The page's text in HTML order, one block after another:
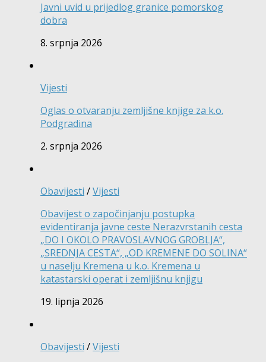
Javni uvid u prijedlog granice pomorskog
dobra
8. srpnja 2026
Vijesti
Oglas o otvaranju zemljišne knjige za k.o.
Podgradina
2. srpnja 2026
Obavijesti /Vijesti
Obavijest o započinjanju postupka
evidentiranja javne ceste Nerazvrstanih cesta
„DO I OKOLO PRAVOSLAVNOG GROBLJA“,
„SREDNJA CESTA“, „OD KREMENE DO SOLINA“
u naselju Kremena u k.o. Kremena u
katastarski operat i zemljišnu knjigu
19. lipnja 2026
Obavijesti /Vijesti